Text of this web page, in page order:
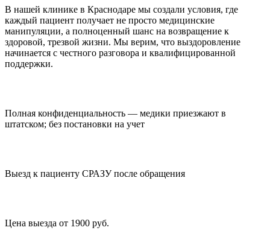
В нашей клинике в Краснодаре мы создали условия, где
каждый пациент получает не просто медицинские
манипуляции, а полноценный шанс на возвращение к
здоровой, трезвой жизни. Мы верим, что выздоровление
начинается с честного разговора и квалифицированной
поддержки.
Полная конфиденциальность — медики приезжают в
штатском; без постановки на учет
Выезд к пациенту СРАЗУ после обращения
Цена выезда от 1900 руб.